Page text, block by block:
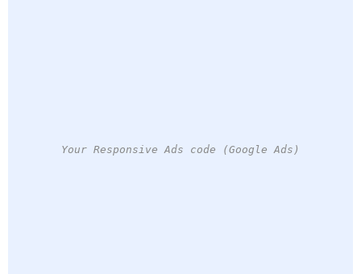
Your Responsive Ads code (Google Ads)